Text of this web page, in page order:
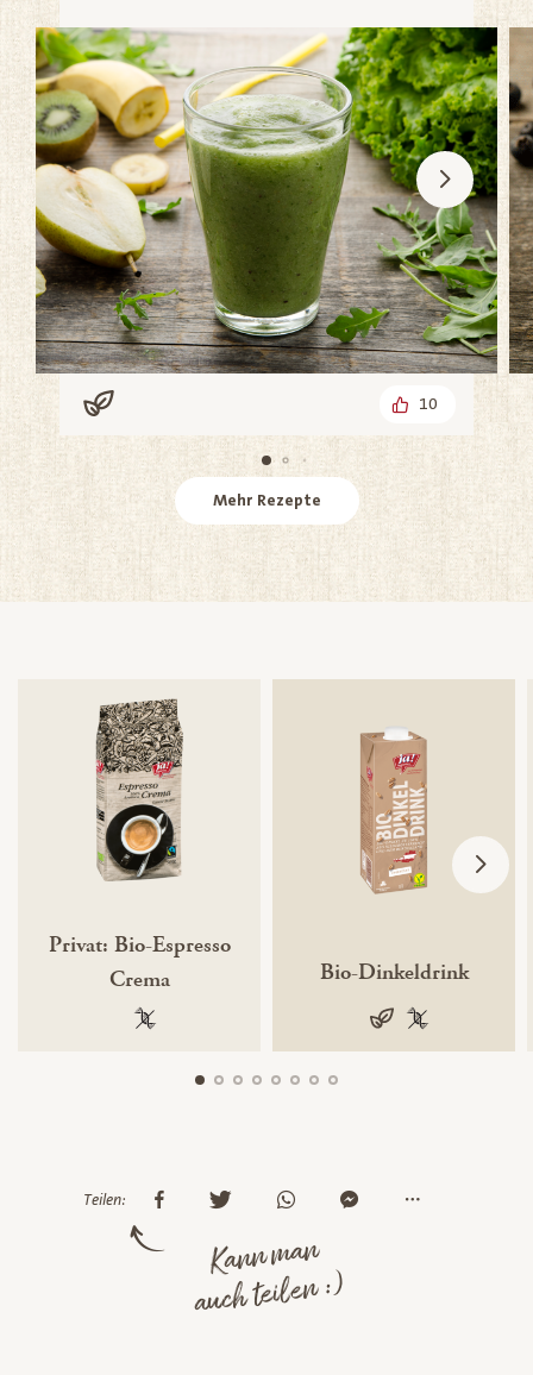
Vegan 10
Mehr Rezepte
Privat: Bio-Espresso
Crema
100 % gentechnikfrei
Bio-Dinkeldrink
vegan100 %
Teilen:
Kann man
auch teilen :)